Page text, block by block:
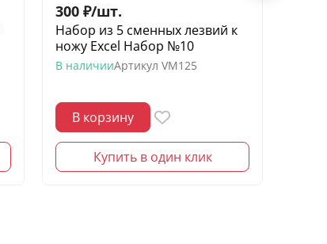
300 ₽/шт.
Набор из 5 сменных лезвий к
ножу Excel Набор №10
В наличииАртикул VM125
В корзину
Купить в один клик